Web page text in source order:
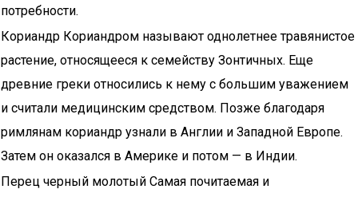
потребности.
Кориандр Кориандром называют однолетнее травянистое
растение, относящееся к семейству Зонтичных. Еще
древние греки относились к нему с большим уважением
и считали медицинским средством. Позже благодаря
римлянам кориандр узнали в Англии и Западной Европе.
Затем он оказался в Америке и потом — в Индии.
Перец черный молотый Самая почитаемая и